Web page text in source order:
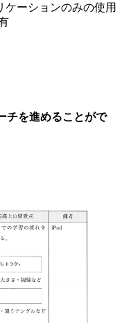
ーションのみの使用
チを進めることがで